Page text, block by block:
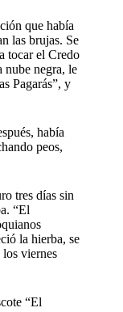
que había
las brujas. Se
tocar el Credo
nube negra, le
Pagarás”, y
había
peos,
tres días sin
“El
la hierba, se
viernes
“El